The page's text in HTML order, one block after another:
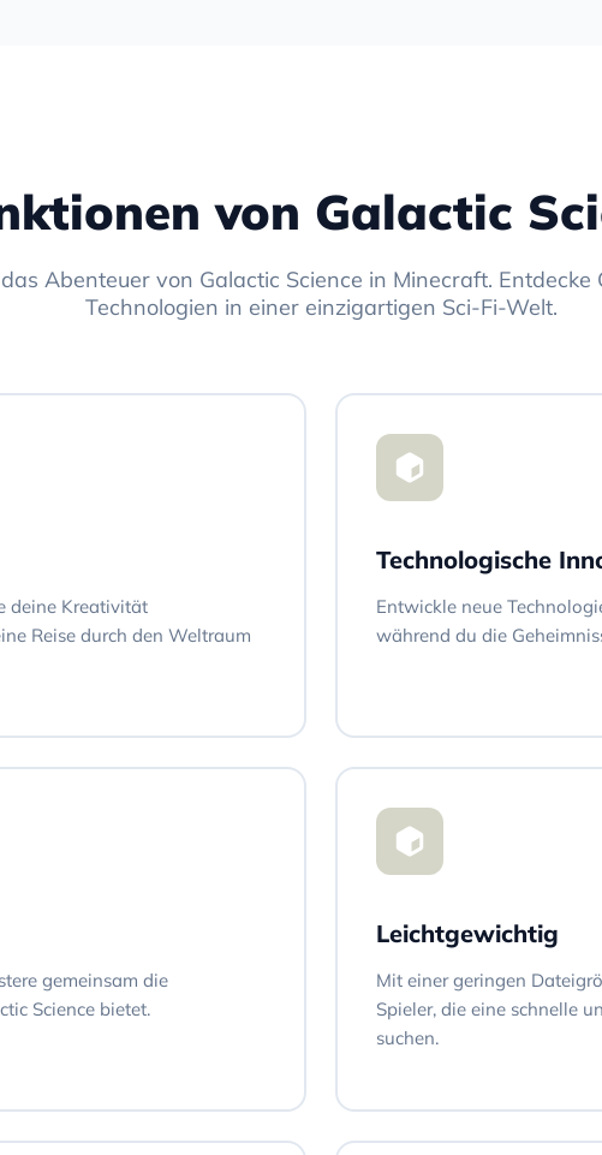
von Galactic
Abenteuer von Galactic Science in Minecraft. Entdecke
Technologien in einer einzigartigen Sci-Fi-Welt.
deine Kreativität
Reise durch den Weltraum
Technologische
Entwickle neue
während du die
gemeinsam die
Science bietet.
Leichtgewichtig
Mit einer geringen
Spieler, die eine schnelle
suchen.